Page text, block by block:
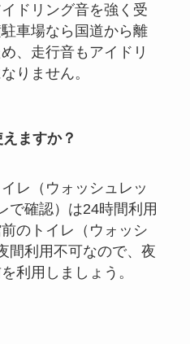
ドリング音を強く受
車場なら国道から離
、走行音もアイドリ
りません。
ますか？
レ（ウォッシュレッ
で確認）は24時間利用
のトイレ（ウォッシ
間利用不可なので、夜
利用しましょう。